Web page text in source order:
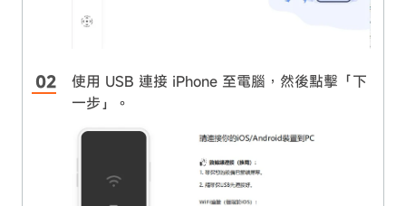
使用 USB 連接 iPhone 至電腦，然後點擊「下
一步」。